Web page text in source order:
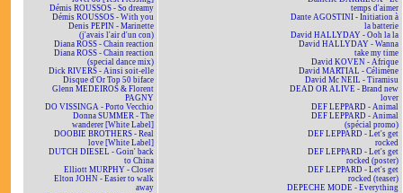
Démis ROUSSOS - So dreamy
Démis ROUSSOS - With you
Denis PEPIN - Marinette
(j'avais l'air d'un con)
Diana ROSS - Chain reaction
Diana ROSS - Chain reaction
(special dance mix)
Dick RIVERS - Ainsi soit-elle
Disque d'Or Top 50 biface
Glenn MEDEIROS & Florent
PAGNY
DO VISSINGA - Porto Vecchio
Donna SUMMER - The
wanderer [White Label]
DOOBIE BROTHERS - Real
love [White Label]
DUTCH DIESEL - Goin' back
to China
Elliott MURPHY - Closer
Elton JOHN - Easier to walk
away
temps d'aimer
Dante AGOSTINI - Initiation à
la batterie
David HALLYDAY - Ooh la la
David HALLYDAY - Wanna
take my time
David KOVEN - Afrique
David MARTIAL - Célimène
David Mc NEIL - Tiramisu
DEAD OR ALIVE - Brand new
lover
DEF LEPPARD - Animal
DEF LEPPARD - Animal
(spécial promo)
DEF LEPPARD - Let's get
rocked
DEF LEPPARD - Let's get
rocked (poster)
DEF LEPPARD - Let's get
rocked (teaser)
DEPECHE MODE - Everything